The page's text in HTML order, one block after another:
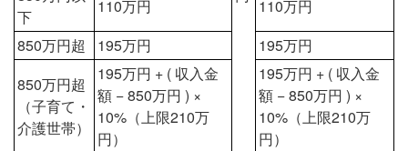
下
110万円
110万円
850万円超
195万円
195万円
850万円超
（子育て・
介護世帯）
195万円 + ( 収入金
額 − 850万円 ) ×
10%（上限210万
円）
195万円 + ( 収入金
額 − 850万円 ) ×
10%（上限210万
円）